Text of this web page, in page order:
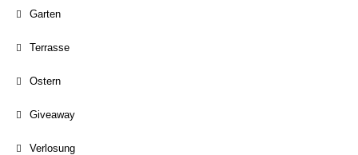
Garten
Terrasse
Ostern
Giveaway
Verlosung